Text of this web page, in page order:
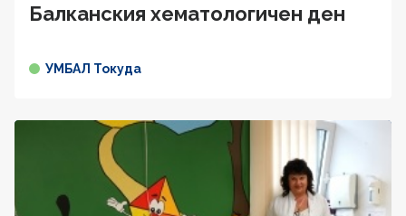
Балканския хематологичен ден
УМБАЛ Токуда